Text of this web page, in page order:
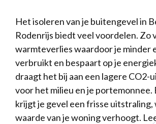
Het isoleren van je buitengevel in
Rodenrijs biedt veel voordelen. Zo
warmteverlies waardoor je minder
verbruikt en bespaart op je
draagt het bij aan een lagere CO2-
voor het milieu en je portemonnee.
krijgt je gevel een frisse uitstraling,
waarde van je woning verhoogt.